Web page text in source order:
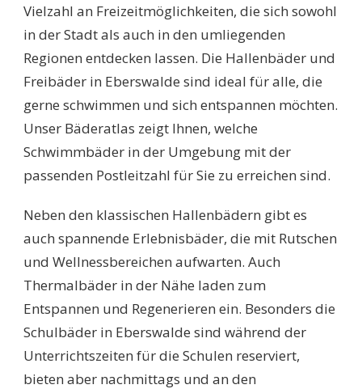
Vielzahl an Freizeitmöglichkeiten, die sich sowohl
in der Stadt als auch in den umliegenden
Regionen entdecken lassen. Die Hallenbäder und
Freibäder in Eberswalde sind ideal für alle, die
gerne schwimmen und sich entspannen möchten.
Unser Bäderatlas zeigt Ihnen, welche
Schwimmbäder in der Umgebung mit der
passenden Postleitzahl für Sie zu erreichen sind.
Neben den klassischen Hallenbädern gibt es
auch spannende Erlebnisbäder, die mit Rutschen
und Wellnessbereichen aufwarten. Auch
Thermalbäder in der Nähe laden zum
Entspannen und Regenerieren ein. Besonders die
Schulbäder in Eberswalde sind während der
Unterrichtszeiten für die Schulen reserviert,
bieten aber nachmittags und an den